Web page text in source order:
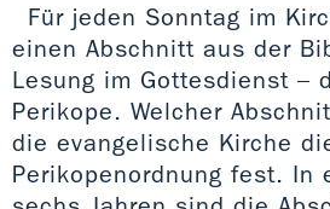
Für jeden Sonntag im
einen Abschnitt aus der
Lesung im Gottesdienst –
Perikope. Welcher
die evangelische Kirche
Perikopenordnung fest. In